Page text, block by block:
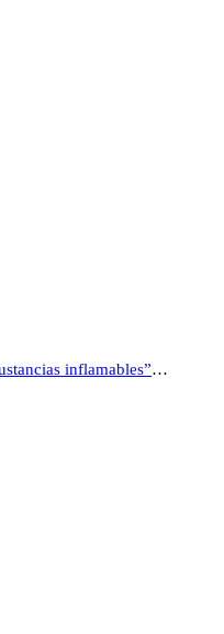
Etiqueta pictograma GHS02 “Sustancias inflamables”, rollo 500